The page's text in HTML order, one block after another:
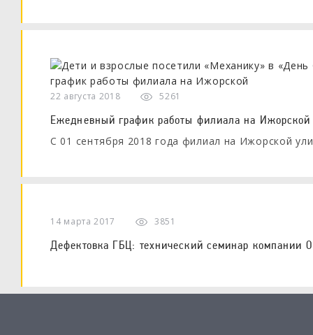
22 августа 2018 5261
Ежедневный график работы филиала на Ижорской
С 01 сентября 2018 года филиал на Ижорской
14 марта 2017 3851
Дефектовка ГБЦ: технический семинар компании